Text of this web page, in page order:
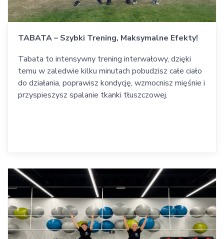
TABATA – Szybki Trening, Maksymalne Efekty!
Tabata to intensywny trening interwałowy, dzięki
temu w zaledwie kilku minutach pobudzisz całe ciało
do działania, poprawisz kondycję, wzmocnisz mięśnie i
przyspieszysz spalanie tkanki tłuszczowej.